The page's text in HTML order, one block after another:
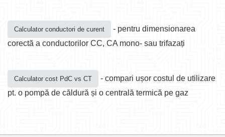
Calculator conductori de curent
- pentru dimensionarea
corectă a conductorilor CC, CA mono- sau trifazați
Calculator cost PdC vs CT
- compari ușor costul de utilizare
pt. o pompă de căldură și o centrală termică pe gaz